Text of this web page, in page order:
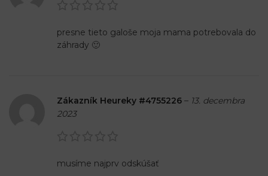
presne tieto galoše moja mama potrebovala do
záhrady 🙂
Zákazník Heureky #4755226 – 13. decembra
2023
musíme najprv odskúšať